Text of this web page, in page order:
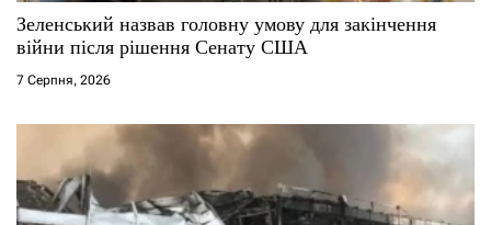
Зеленський назвав головну умову для закінчення
війни після рішення Сенату США
7 Серпня, 2026